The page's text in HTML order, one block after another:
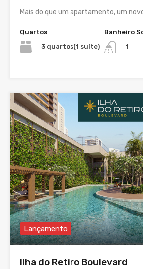
Mais do que um apartamento, um
Quartos
3 quartos(1 suíte)
Banheiro
1
Lançamento
Ilha do Retiro Boulevard